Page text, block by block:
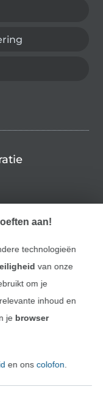
de
Françaisnaar de
aan!
technologieën
van onze
om je
inhoud en
je browser
en ons colofon